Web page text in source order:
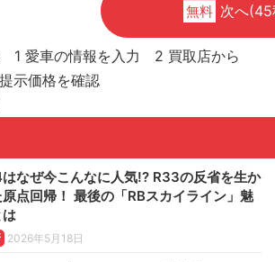
無料 次へ
なぜ今こんなに人気!? R33の反省を生か
原点回帰！ 最後の「RBスカイライン」魅
は
2026年5月18日